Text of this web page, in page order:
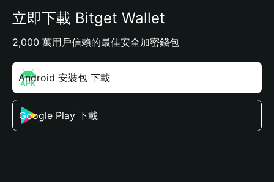
立即下載 Bitget Wallet
2,000 萬用戶信賴的最佳安全加密錢包
Android 安裝包 下載
Google Play 下載